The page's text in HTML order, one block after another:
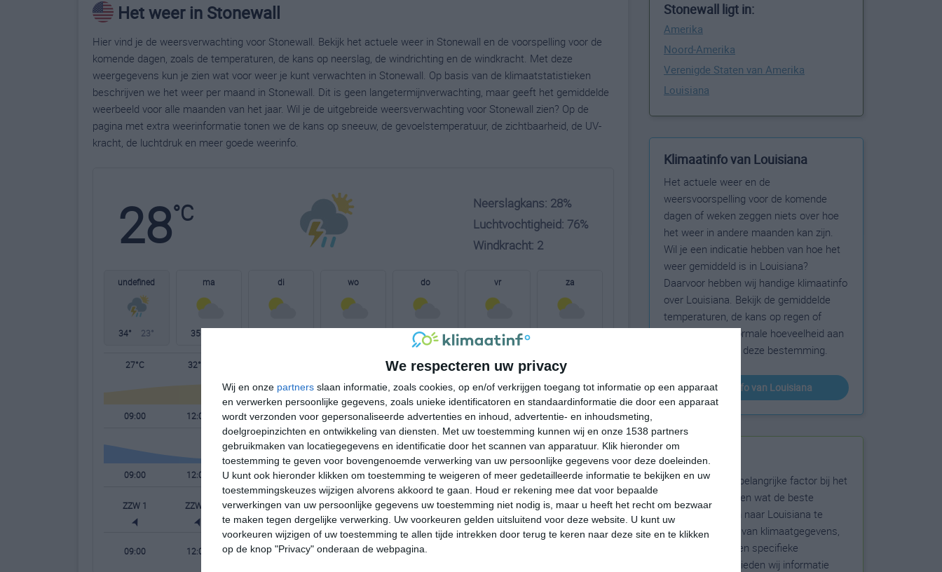
We respecteren uw privacy
Wij en onze partners slaan informatie, zoals cookies, op en/of verkrijgen toegang tot informatie op een apparaat
en verwerken persoonlijke gegevens, zoals unieke identificatoren en standaardinformatie die door een apparaat
wordt verzonden voor gepersonaliseerde advertenties en inhoud, advertentie- en inhoudsmeting,
doelgroepinzichten en ontwikkeling van diensten.
Met uw toestemming kunnen wij en onze 1538 partners
gebruikmaken van locatiegegevens en identificatie door het scannen van apparatuur. Klik hieronder om
toestemming te geven voor bovengenoemde verwerking van uw persoonlijke gegevens voor deze doeleinden.
U kunt ook hieronder klikken om toestemming te weigeren of meer gedetailleerde informatie te bekijken en uw
toestemmingskeuzes wijzigen alvorens akkoord te gaan.
Houd er rekening mee dat voor bepaalde
verwerkingen van uw persoonlijke gegevens uw toestemming niet nodig is, maar u heeft het recht om bezwaar
te maken tegen dergelijke verwerking. Uw voorkeuren gelden uitsluitend voor deze website. U kunt uw
voorkeuren wijzigen of uw toestemming te allen tijde intrekken door terug te keren naar deze site en te klikken
op de knop "Privacy" onderaan de webpagina.
Het weer in Stonewall
Hier vind je de weersverwachting voor Stonewall. Bekijk het actuele weer in Stonewall en de voorspelling voor de
komende dagen, zoals de temperaturen, de kans op neerslag, de windrichting en de windkracht. Met deze
weergegevens kun je zien wat voor weer je kunt verwachten in Stonewall. Op basis van de klimaatstatistieken
beschrijven we het weer per maand in Stonewall. Dit is geen langetermijnverwachting, maar geeft het gemiddelde
weerbeeld voor alle maanden van het jaar. Wil je de uitgebreide weersverwachting voor Stonewall zien? Op de
pagina met extra weerinformatie tonen we de kans op sneeuw, de gevoelstemperatuur, de zichtbaarheid, de UV-
kracht, de luchtdruk en meer goede weerinfo.
28°C
Neerslagkans: 28%
Luchtvochtigheid: 76%
Windkracht: 2
undefined
34° 23°
ma
35°
di wo do
36° 24°
vr
24°
za
27°C 32°C 28°C 26°C 25°C 24°C
09:00 12:00 15:00 18:00 21:00 00:00 03:00 06:00
09:00 12:00 15:00 18:00 21:00 00:00 03:00 06:00
ZZW 1 ZZW 1 Z 2 ZZO 2 Z 2 Z 2 ZZW 1 ZZW 1
09:00 12:00 15:00 18:00 21:00
Stonewall ligt in:
Amerika
Noord-Amerika
Verenigde Staten van Amerika
Louisiana
Klimaatinfo van Louisiana
Het actuele weer en de
weersvoorspelling voor de komende
dagen of weken zeggen niets over hoe
het weer in andere maanden kan zijn.
Wil je een indicatie hebben van hoe het
weer gemiddeld is in Louisiana?
Daarvoor hebben wij handige klimaatinfo
over Louisiana. Bekijk de gemiddelde
temperaturen, de kans op regen of
sneeuw en de normale hoeveelheid aan
zonneschijn voor deze bestemming.
klimaatinfo van Louisiana
Beste reistijd
Het weer is een belangrijke factor bij het
reizen. Wil je weten wat de beste
maanden zijn om naar Louisiana te
reizen? Op basis van klimaatgegevens,
weersextremen en specifieke
weerinformatie bieden wij informatie